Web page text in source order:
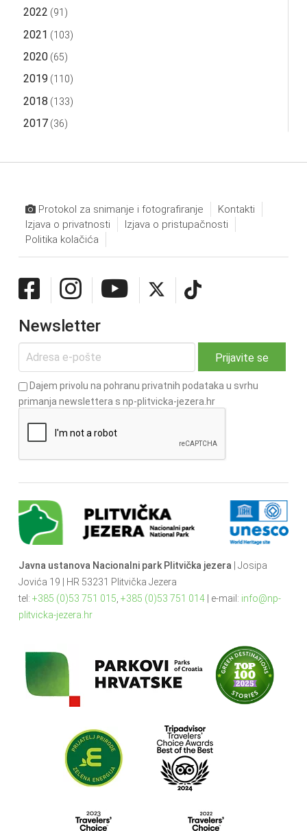
2022 (91)
2021 (103)
2020(65)
2019 (110)
2018 (133)
2017(36)
Protokol za snimanje i fotografiranje
Kontakti
Izjava o privatnosti
Izjava o pristupačnosti
Politika kolačića
Newsletter
Dajem privolu na pohranu privatnih podataka u svrhu
primanja newslettera s np-plitvicka-jezera.hr
Javna ustanova Nacionalni park Plitvička jezera | Josipa
Jovića 19 | HR 53231 Plitvička Jezera
tel: +385 (0)53 751 015 +385 (0)53 751 014| e-mail: info@np-
plitvicka-jezera.hr